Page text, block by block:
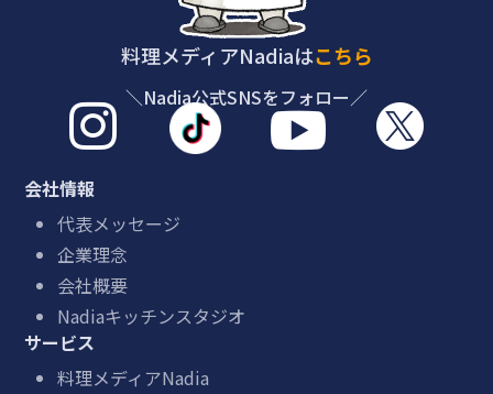
料理メディアNadiaはこちら
＼Nadia公式SNSをフォロー／
  
会社情報
代表メッセージ
企業理念
会社概要
Nadiaキッチンスタジオ
サービス
料理メディアNadia